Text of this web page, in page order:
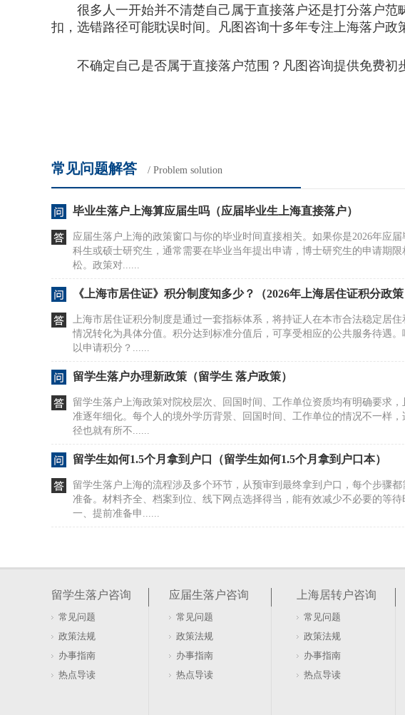
很多人一开始并不清楚自己属于直接落户还是打分落户范
扣，选错路径可能耽误时间。凡图咨询十多年专注上海落户
不确定自己是否属于直接落户范围？凡图咨询提供免费初
常见问题解答 / Problem solution
毕业生落户上海算应届生吗（应届毕业生上海直接落户）
应届生落户上海的政策窗口与你的毕业时间直接相关。如果你是2026年应届
科生或硕士研究生，通常需要在毕业当年提出申请，博士研究生的申请期限
松。政策对......
《上海市居住证》积分制度知多少？（2026年上海居住证积分政策
上海市居住证积分制度是通过一套指标体系，将持证人在本市合法稳定居住
情况转化为具体分值。积分达到标准分值后，可享受相应的公共服务待遇。
以申请积分？......
留学生落户办理新政策（留学生 落户政策）
留学生落户上海政策对院校层次、回国时间、工作单位资质均有明确要求，
准逐年细化。每个人的境外学历背景、回国时间、工作单位的情况不一样，
径也就有所不......
留学生如何1.5个月拿到户口（留学生如何1.5个月拿到户口本）
留学生落户上海的流程涉及多个环节，从预审到最终拿到户口，每个步骤都
准备。材料齐全、档案到位、线下网点选择得当，能有效减少不必要的等待
一、提前准备申......
留学生落户上海政策对院校层次、回国时间、工作单位资质均有明确要求，
径也就有所不......
上海高新技术企业落户政策（上海高新技术企业落户办理）
高新技术企业是指在国家重点支持的高新技术领域内，持续进行研究开发与
业需同时满足......
留学生落户咨询
常见问题
政策法规
办事指南
热点导读
应届生落户咨询
常见问题
政策法规
办事指南
热点导读
上海居转户咨询
常见问题
政策法规
办事指南
热点导读